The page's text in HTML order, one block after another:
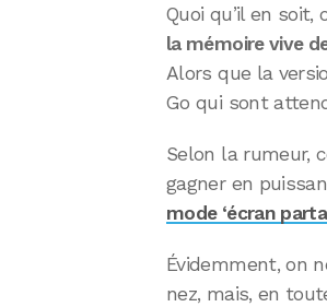
Quoi qu’il en
la mémoire vive
Alors que la
Go qui sont
Selon la rumeur,
gagner en
mode ‘écran
Évidemment, on
nez, mais, en